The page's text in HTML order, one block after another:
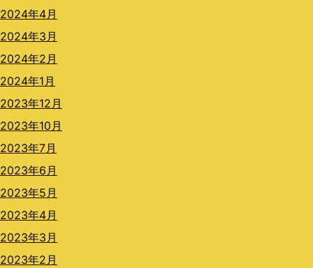
2024年4月
2024年3月
2024年2月
2024年1月
2023年12月
2023年10月
2023年7月
2023年6月
2023年5月
2023年4月
2023年3月
2023年2月